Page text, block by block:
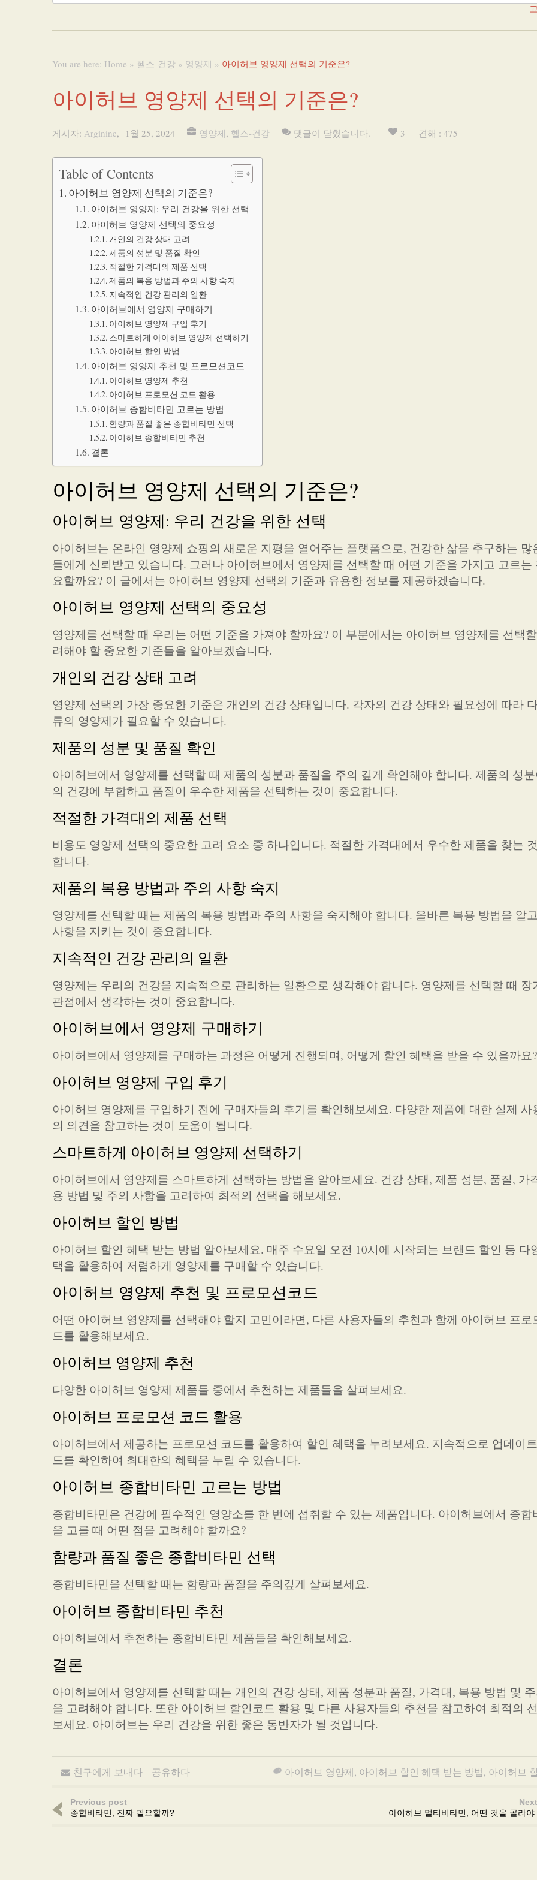
You are here: Home » 헬스-건강 » 영양제 » 아이허브 영양제 선택의 기준은?
아이허브 영양제 선택의 기준은?
게시자: Arginine, 1월 25, 2024 영양제, 헬스-건강 댓글이 닫혔습니다. 3 견해 : 475
Table of Contents
아이허브 영양제 선택의 기준은?
아이허브 영양제: 우리 건강을 위한 선택
아이허브 영양제 선택의 중요성
개인의 건강 상태 고려
제품의 성분 및 품질 확인
적절한 가격대의 제품 선택
제품의 복용 방법과 주의 사항 숙지
지속적인 건강 관리의 일환
아이허브에서 영양제 구매하기
아이허브 영양제 구입 후기
스마트하게 아이허브 영양제 선택하기
아이허브 할인 방법
아이허브 영양제 추천 및 프로모션코드
아이허브 영양제 추천
아이허브 프로모션 코드 활용
아이허브 종합비타민 고르는 방법
함량과 품질 좋은 종합비타민 선택
아이허브 종합비타민 추천
결론
아이허브 영양제 선택의 기준은?
아이허브 영양제: 우리 건강을 위한 선택
아이허브는 온라인 영양제 쇼핑의 새로운 지평을 열어주는 플랫폼으로, 건강한 삶을 추구하는 많
들에게 신뢰받고 있습니다. 그러나 아이허브에서 영양제를 선택할 때 어떤 기준을 가지고 고르는
요할까요? 이 글에서는 아이허브 영양제 선택의 기준과 유용한 정보를 제공하겠습니다.
아이허브 영양제 선택의 중요성
영양제를 선택할 때 우리는 어떤 기준을 가져야 할까요? 이 부분에서는 아이허브 영양제를 선택
려해야 할 중요한 기준들을 알아보겠습니다.
개인의 건강 상태 고려
영양제 선택의 가장 중요한 기준은 개인의 건강 상태입니다. 각자의 건강 상태와 필요성에 따라
류의 영양제가 필요할 수 있습니다.
제품의 성분 및 품질 확인
아이허브에서 영양제를 선택할 때 제품의 성분과 품질을 주의 깊게 확인해야 합니다. 제품의 성분
의 건강에 부합하고 품질이 우수한 제품을 선택하는 것이 중요합니다.
적절한 가격대의 제품 선택
비용도 영양제 선택의 중요한 고려 요소 중 하나입니다. 적절한 가격대에서 우수한 제품을 찾는
합니다.
제품의 복용 방법과 주의 사항 숙지
영양제를 선택할 때는 제품의 복용 방법과 주의 사항을 숙지해야 합니다. 올바른 복용 방법을 알
사항을 지키는 것이 중요합니다.
지속적인 건강 관리의 일환
영양제는 우리의 건강을 지속적으로 관리하는 일환으로 생각해야 합니다. 영양제를 선택할 때 장
관점에서 생각하는 것이 중요합니다.
아이허브에서 영양제 구매하기
아이허브에서 영양제를 구매하는 과정은 어떻게 진행되며, 어떻게 할인 혜택을 받을 수 있을까요?
아이허브 영양제 구입 후기
아이허브 영양제를 구입하기 전에 구매자들의 후기를 확인해보세요. 다양한 제품에 대한 실제 사
의 의견을 참고하는 것이 도움이 됩니다.
스마트하게 아이허브 영양제 선택하기
아이허브에서 영양제를 스마트하게 선택하는 방법을 알아보세요. 건강 상태, 제품 성분, 품질, 가
용 방법 및 주의 사항을 고려하여 최적의 선택을 해보세요.
아이허브 할인 방법
아이허브 할인 혜택 받는 방법 알아보세요. 매주 수요일 오전 10시에 시작되는 브랜드 할인 등 다
택을 활용하여 저렴하게 영양제를 구매할 수 있습니다.
아이허브 영양제 추천 및 프로모션코드
어떤 아이허브 영양제를 선택해야 할지 고민이라면, 다른 사용자들의 추천과 함께 아이허브 프로
드를 활용해보세요.
아이허브 영양제 추천
다양한 아이허브 영양제 제품들 중에서 추천하는 제품들을 살펴보세요.
아이허브 프로모션 코드 활용
아이허브에서 제공하는 프로모션 코드를 활용하여 할인 혜택을 누려보세요. 지속적으로 업데이
드를 확인하여 최대한의 혜택을 누릴 수 있습니다.
아이허브 종합비타민 고르는 방법
종합비타민은 건강에 필수적인 영양소를 한 번에 섭취할 수 있는 제품입니다. 아이허브에서 종합
을 고를 때 어떤 점을 고려해야 할까요?
함량과 품질 좋은 종합비타민 선택
종합비타민을 선택할 때는 함량과 품질을 주의깊게 살펴보세요.
아이허브 종합비타민 추천
아이허브에서 추천하는 종합비타민 제품들을 확인해보세요.
결론
아이허브에서 영양제를 선택할 때는 개인의 건강 상태, 제품 성분과 품질, 가격대, 복용 방법 및
을 고려해야 합니다. 또한 아이허브 할인코드 활용 및 다른 사용자들의 추천을 참고하여 최적의
보세요. 아이허브는 우리 건강을 위한 좋은 동반자가 될 것입니다.
친구에게 보내다 공유하다 아이허브 영양제, 아이허브 할인 혜택 받는 방법, 아이허브
Previous post
종합비타민, 진짜 필요할까?
아이허브 멀티비타민, 어떤 것을 골라야